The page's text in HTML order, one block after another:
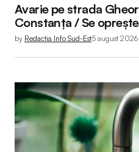
Avarie pe strada
Constanța / Se
by Redactia Info Sud-Est5 august 2026